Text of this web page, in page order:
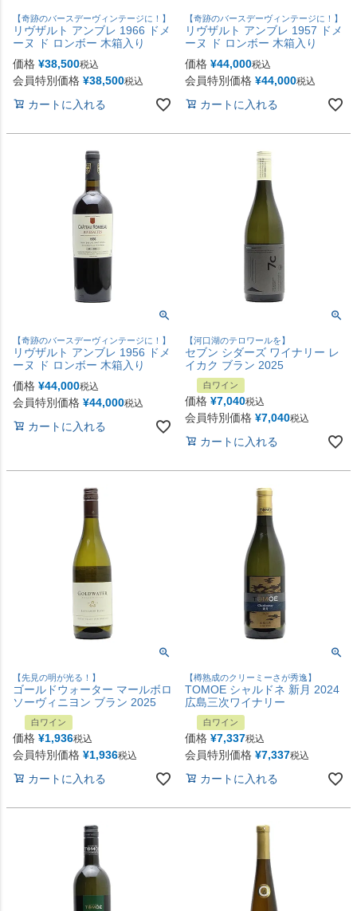
【奇跡のバースデーヴィンテージに！】
リヴザルト アンブレ 1966 ドメ
ーヌ ド ロンボー 木箱入り
価格 ¥38,500税込
会員特別価格 ¥38,500税込
カートに入れる
【奇跡のバースデーヴィンテージに！】
リヴザルト アンブレ 1957 ドメ
ーヌ ド ロンボー 木箱入り
価格 ¥44,000税込
会員特別価格 ¥44,000税込
カートに入れる
【奇跡のバースデーヴィンテージに！】
リヴザルト アンブレ 1956 ドメ
ーヌ ド ロンボー 木箱入り
価格 ¥44,000税込
会員特別価格 ¥44,000税込
カートに入れる
【河口湖のテロワールを】
セブン シダーズ ワイナリー レ
イカク ブラン 2025
白ワイン
価格 ¥7,040税込
会員特別価格 ¥7,040税込
カートに入れる
【先見の明が光る！】
ゴールドウォーター マールボロ
ソーヴィニヨン ブラン 2025
白ワイン
価格 ¥1,936税込
会員特別価格 ¥1,936税込
カートに入れる
【樽熟成のクリーミーさが秀逸】
TOMOE シャルドネ 新月 2024
広島三次ワイナリー
白ワイン
価格 ¥7,337税込
会員特別価格 ¥7,337税込
カートに入れる